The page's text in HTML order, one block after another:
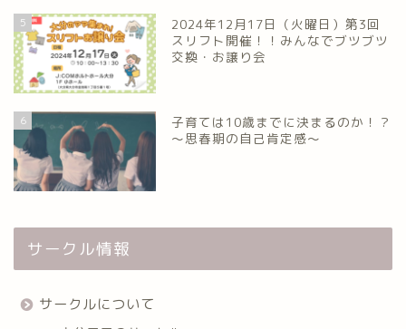
5
2024年12月17日（火曜日）第3回
スリフト開催！！みんなでブツブツ
交換・お譲り会
6
子育ては10歳までに決まるのか！？
～思春期の自己肯定感～
サークル情報
サークルについて